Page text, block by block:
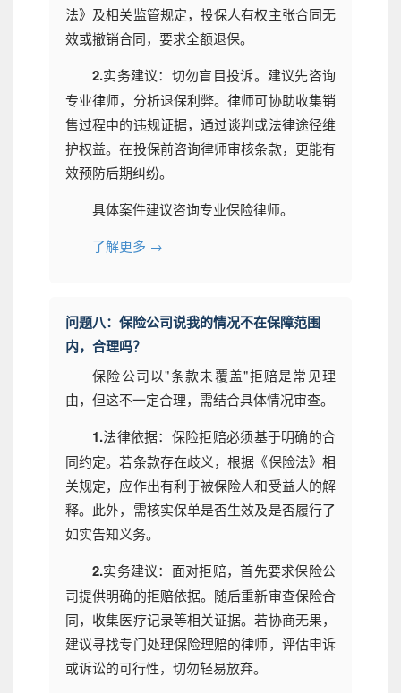
法》及相关监管规定，投保人有权主张合同无
效或撤销合同，要求全额退保。
2.实务建议：切勿盲目投诉。建议先咨询
专业律师，分析退保利弊。律师可协助收集销
售过程中的违规证据，通过谈判或法律途径维
护权益。在投保前咨询律师审核条款，更能有
效预防后期纠纷。
具体案件建议咨询专业保险律师。
了解更多 →
问题八：保险公司说我的情况不在保障范围
内，合理吗？
保险公司以"条款未覆盖"拒赔是常见理
由，但这不一定合理，需结合具体情况审查。
1.法律依据：保险拒赔必须基于明确的合
同约定。若条款存在歧义，根据《保险法》相
关规定，应作出有利于被保险人和受益人的解
释。此外，需核实保单是否生效及是否履行了
如实告知义务。
2.实务建议：面对拒赔，首先要求保险公
司提供明确的拒赔依据。随后重新审查保险合
同，收集医疗记录等相关证据。若协商无果，
建议寻找专门处理保险理赔的律师，评估申诉
或诉讼的可行性，切勿轻易放弃。